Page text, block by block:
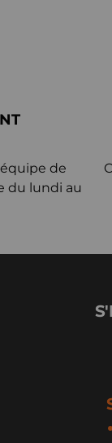
de
du lundi au